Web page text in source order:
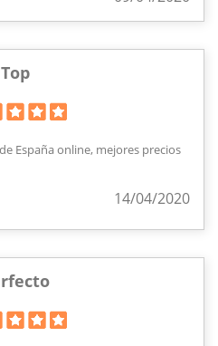
Top
España online, mejores precios
14/04/2020